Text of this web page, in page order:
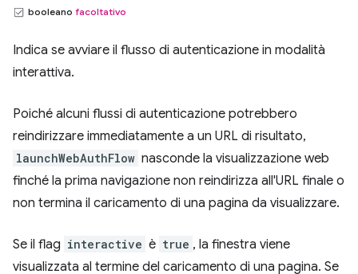
booleano facoltativo
Indica se avviare il flusso di autenticazione in modalità
interattiva.
Poiché alcuni flussi di autenticazione potrebbero
reindirizzare immediatamente a un URL di risultato,
launchWebAuthFlow nasconde la visualizzazione web
finché la prima navigazione non reindirizza all'URL finale o
non termina il caricamento di una pagina da visualizzare.
Se il flag interactive è true , la finestra viene
visualizzata al termine del caricamento di una pagina. Se